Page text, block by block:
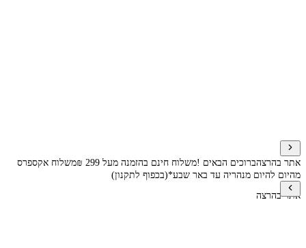
אתר בהרצהברוכים הבאים !משלוח חינם בהזמנה מעל 299 ₪
משלוח אקספרס
מהיום להיום מנהריה עד באר שבע*(בכפוף לתקנון)
אתר בהרצה